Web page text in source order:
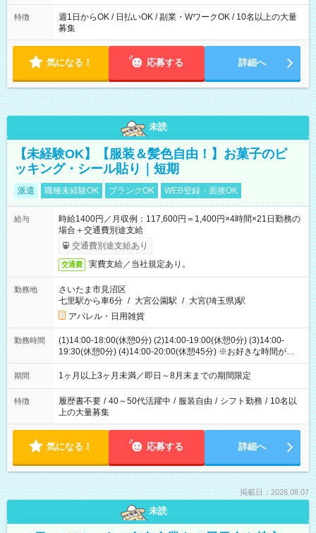
特徴
週1日からOK / 日払いOK / 副業・WワークOK / 10名以上の大量
募集
気になる！ 応募する 詳細へ
未読
【未経験OK】【服装＆髪色自由！】お菓子のピ
ッキング・シール貼り｜短期
派遣 職種未経験OK ブランクOK WEB登録・面接OK
給与
時給1400円／月収例：117,600円＝1,400円×4時間×21日勤務の
場合＋交通費別途支給
交通費別途支給あり
交通費 実費支給／当社規定あり。
勤務地
さいたま市見沼区
七里駅から車6分 / 大宮公園駅 / 大宮(埼玉県)駅
アパレル・日用雑貨
勤務時間
(1)14:00-18:00(休憩0分) (2)14:00-19:00(休憩0分) (3)14:00-
19:30(休憩0分) (4)14:00-20:00(休憩45分) ※お好きな時間が選べ
ます
期間 1ヶ月以上3ヶ月未満／即日～8月末までの期間限定
特徴 履歴書不要 / 40～50代活躍中 / 服装自由 / シフト勤務 / 10名以
上の大量募集
気になる！ 応募する 詳細へ
掲載日：2026.08.07
未読